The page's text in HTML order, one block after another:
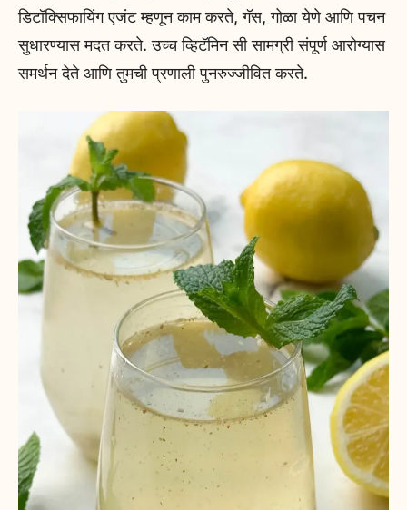
डिटॉक्सिफायिंग एजंट म्हणून काम करते, गॅस, गोळा येणे आणि पचन
सुधारण्यास मदत करते. उच्च व्हिटॅमिन सी सामग्री संपूर्ण आरोग्यास
समर्थन देते आणि तुमची प्रणाली पुनरुज्जीवित करते.